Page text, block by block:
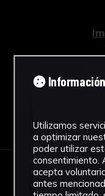
Utilizamos
a optimizar
poder utilizar
consentimiento.
acepta
antes